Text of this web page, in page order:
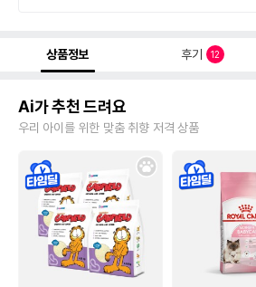
상품정보 후기 12
Ai가 추천 드려요
우리 아이를 위한 맞춤 취향 저격 상품